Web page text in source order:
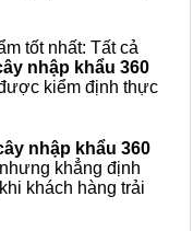
tốt nhất: Tất cả
nhập khẩu 360
kiểm định thực
nhập khẩu 360
khẳng định
khách hàng trải